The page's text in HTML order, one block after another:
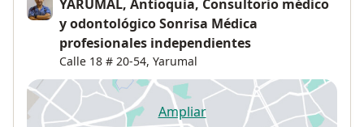
YARUMAL, Antioquia, Consultorio médico
y odontológico Sonrisa Médica
profesionales independientes
Calle 18 # 20-54, Yarumal
Ampliarse abre en una nueva